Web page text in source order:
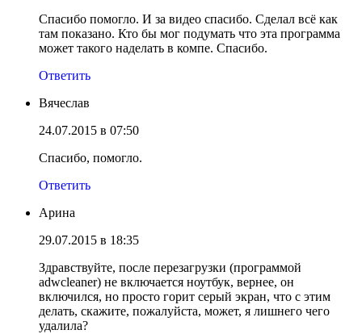
Спасибо помогло. И за видео спасибо. Сделал всё как
там показано. Кто бы мог подумать что эта программа
может такого наделать в компе. Спасибо.
Ответить
Вячеслав
24.07.2015 в 07:50
Спасибо, помогло.
Ответить
Арина
29.07.2015 в 18:35
Здравствуйте, после перезагрузки (программой
adwcleaner) не включается ноутбук, вернее, он
включился, но просто горит серый экран, что с этим
делать, скажите, пожалуйста, может, я лишнего чего
удалила?